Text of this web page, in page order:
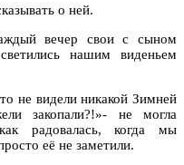
о ней.
вечер свои с сыном
нашим виденьем
не видели никакой Зимней
закопали?!»- не могла
радовалась, когда мы
её не заметили.